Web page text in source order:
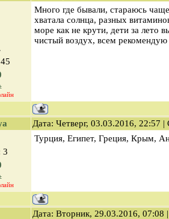
45
Много где бывали, стараюсь
хватала солнца, разных
море как не крути, дети за лето
чистый воздух, всем рекомендую
Дата: Четверг, 03.03.2016, 22:57
3
Турция, Египет, Греция, Крым,
Дата: Вторник, 29.03.2016, 07:08